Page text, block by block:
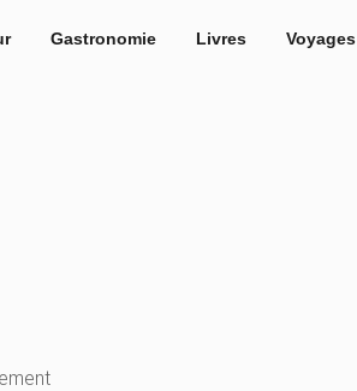
Gastronomie Livres Voyages